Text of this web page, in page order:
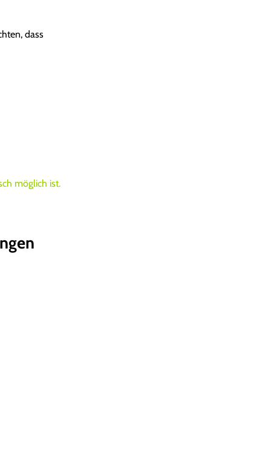
dass
möglich ist.